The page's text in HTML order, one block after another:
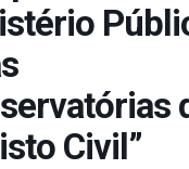
Civil”